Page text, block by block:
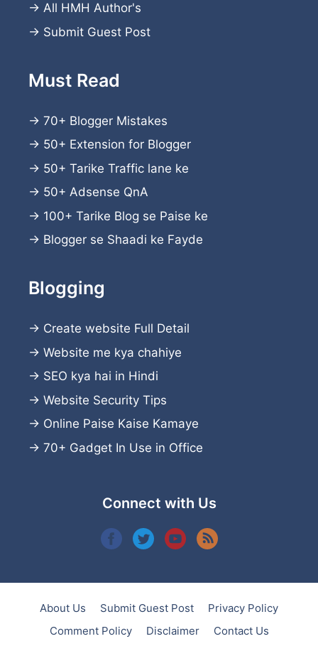
→ All HMH Author's
→ Submit Guest Post
Must Read
→ 70+ Blogger Mistakes
→ 50+ Extension for Blogger
→ 50+ Tarike Traffic lane ke
→ 50+ Adsense QnA
→ 100+ Tarike Blog se Paise ke
→ Blogger se Shaadi ke Fayde
Blogging
→ Create website Full Detail
→ Website me kya chahiye
→ SEO kya hai in Hindi
→ Website Security Tips
→ Online Paise Kaise Kamaye
→ 70+ Gadget In Use in Office
Connect with Us
About Us Submit Guest Post
Privacy Policy
Comment Policy
Disclaimer
Contact Us